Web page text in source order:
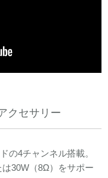
クセサリー
の4チャンネル搭載。
30W（8Ω）をサポー